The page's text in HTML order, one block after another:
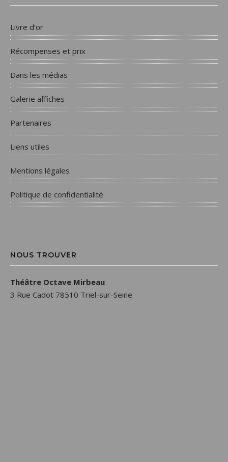
Livre d’or
Récompenses et prix
Dans les médias
Galerie affiches
Partenaires
Liens utiles
Mentions légales
Politique de confidentialité
NOUS TROUVER
Théâtre Octave Mirbeau
3 Rue Cadot 78510 Triel-sur-Seine